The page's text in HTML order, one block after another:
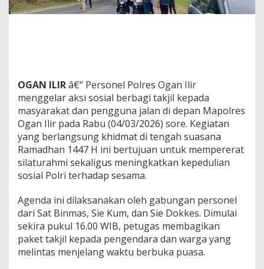
n
d
n
S
u
c
i
,
P
o
l
r
s
O
g
a
n
I
OGAN ILIRâ€“ Personel Polres Ogan Ilir
menggelar aksi sosial berbagi takjil kepada
masyarakat dan pengguna jalan di depan Mapolres
Ogan Ilir pada Rabu (04/03/2026) sore. Kegiatan
yang berlangsung khidmat di tengah suasana
Ramadhan 1447 H ini bertujuan untuk mempererat
silaturahmi sekaligus meningkatkan kepedulian
sosial Polri terhadap sesama.
Agenda ini dilaksanakan oleh gabungan personel
dari Sat Binmas, Sie Kum, dan Sie Dokkes. Dimulai
sekira pukul 16.00 WIB, petugas membagikan
paket takjil kepada pengendara dan warga yang
melintas menjelang waktu berbuka puasa.